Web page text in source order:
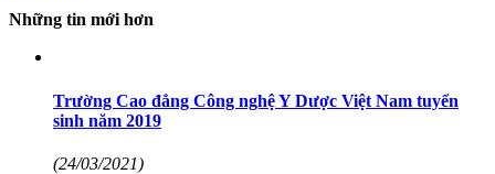
Những tin mới hơn
Trường Cao đẳng Công nghệ Y Dược Việt Nam tuyển
sinh năm 2019
(24/03/2021)